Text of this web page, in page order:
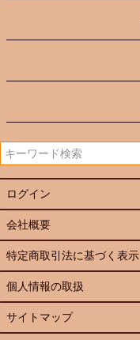
ログイン
会社概要
特定商取引法に基づく表示
個人情報の取扱
サイトマップ